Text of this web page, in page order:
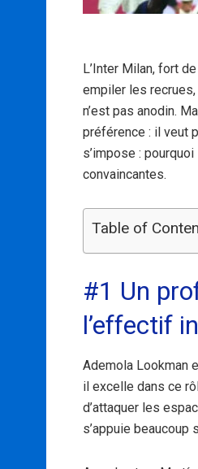
L’Inter Milan, fort
empiler les
n’est pas anodin.
préférence : il veut
s’impose :
convaincantes.
Table of
#1 Un
l’effectif
Ademola Lookman
il excelle dans ce
d’attaquer les
s’appuie